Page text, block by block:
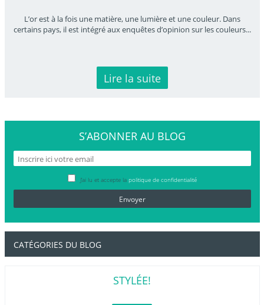
L’or est à la fois une matière, une lumière et une couleur. Dans
certains pays, il est intégré aux enquêtes d’opinion sur les couleurs...
Lire la suite
S’ABONNER AU BLOG
J’ai lu et accepte la politique de confidentialité
CATÉGORIES DU BLOG
STYLÉE!